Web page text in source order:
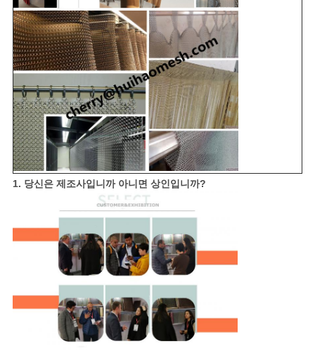
1. 당신은 제조사입니까 아니면 상인입니까?